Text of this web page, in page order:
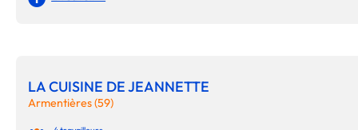
LA CUISINE DE JEANNETTE
Armentières (59)